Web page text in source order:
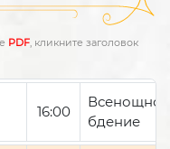
PDF, кликните заголовок
16:00
Всенощное
бдение